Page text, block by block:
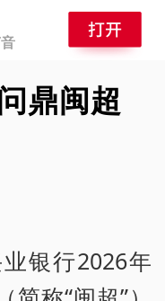
鼎闽超
银行2026年